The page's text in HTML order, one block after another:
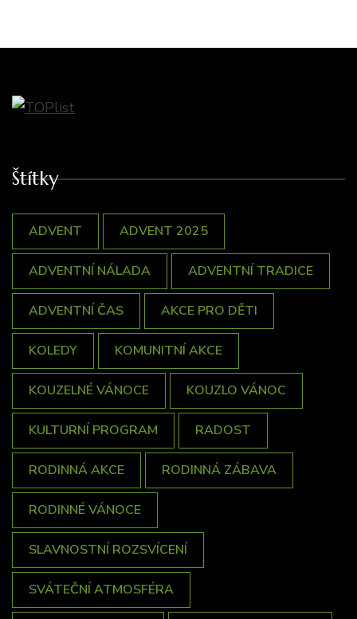
Štítky
ADVENT ADVENT 2025
ADVENTNÍ NÁLADA ADVENTNÍ TRADICE
ADVENTNÍ ČAS AKCE PRO DĚTI
KOLEDY KOMUNITNÍ AKCE
KOUZELNÉ VÁNOCE KOUZLO VÁNOC
KULTURNÍ PROGRAM RADOST
RODINNÁ AKCE RODINNÁ ZÁBAVA
RODINNÉ VÁNOCE
SLAVNOSTNÍ ROZSVÍCENÍ
SVÁTEČNÍ ATMOSFÉRA